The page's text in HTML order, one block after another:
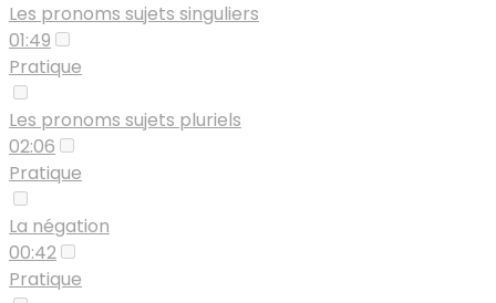
Les pronoms sujets singuliers
01:49
Pratique
Les pronoms sujets pluriels
02:06
Pratique
La négation
00:42
Pratique